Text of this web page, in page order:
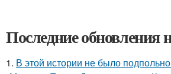
Последние обновления
1. В этой истории не было